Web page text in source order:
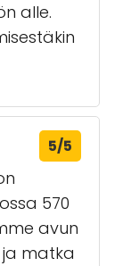
alle.
5/5
570
avun
matka